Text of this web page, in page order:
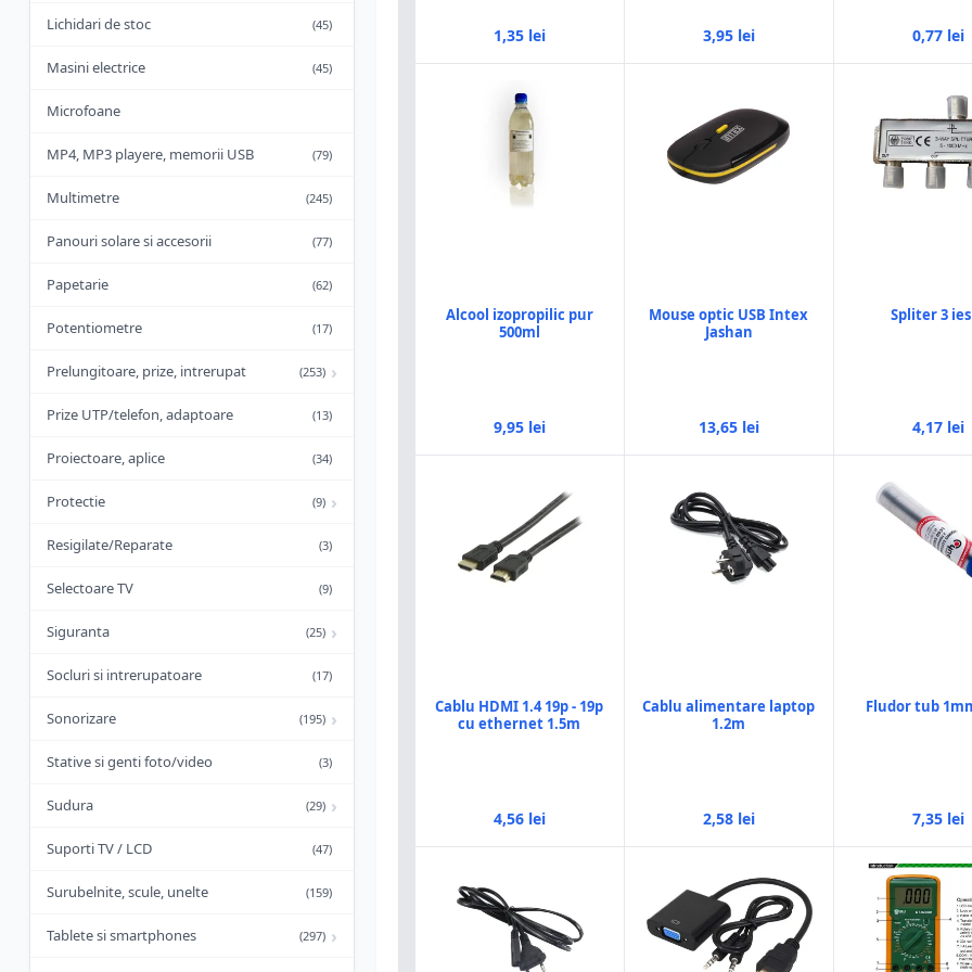
Lichidari de stoc (45)
Masini electrice (45)
Microfoane
MP4, MP3 playere, memorii USB (79)
Multimetre (245)
Panouri solare si accesorii (77)
Papetarie (62)
Potentiometre (17)
Prelungitoare, prize, intrerupat (253) ›
Prize UTP/telefon, adaptoare (13)
Proiectoare, aplice (34)
Protectie (9) ›
Resigilate/Reparate (3)
Selectoare TV (9)
Siguranta (25) ›
Socluri si intrerupatoare (17)
Sonorizare (195) ›
Stative si genti foto/video (3)
Sudura (29) ›
Suporti TV / LCD (47)
Surubelnite, scule, unelte (159)
Tablete si smartphones (297) ›
1,35 lei 3,95 lei 0,77 lei
Alcool izopropilic pur
500ml
9,95 lei
Mouse optic USB Intex
Jashan
13,65 lei
Spliter 3
4,17 lei
Cablu HDMI 1.4 19p - 19p
cu ethernet 1.5m
4,56 lei
Cablu alimentare laptop
1.2m
2,58 lei
Fludor tub
7,35 lei